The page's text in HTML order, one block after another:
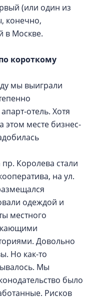
(или один из
конечно,
в Москве.
короткому
мы выиграли
отель. Хотя
этом месте бизнес-
Королева стали
на ул.
одеждой и
местного
Довольно
Но как-то
Мы
было
Рисков